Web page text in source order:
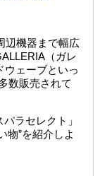
辺機器まで幅広
（ガレ
ウェーブといっ
数販売されて
ラセレクト」
物”を紹介しよ